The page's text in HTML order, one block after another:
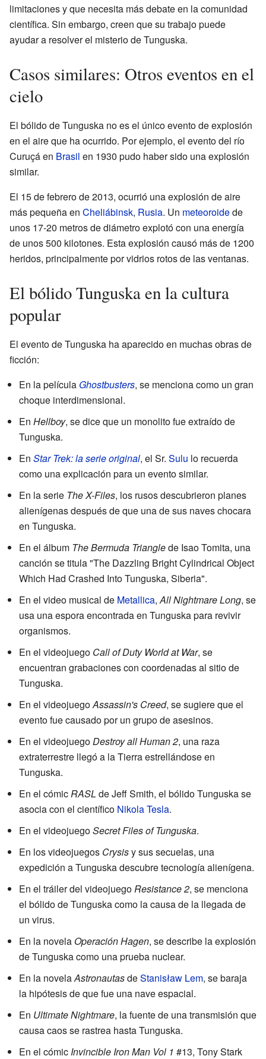
limitaciones y que necesita más debate en la comunidad
científica. Sin embargo, creen que su trabajo puede
ayudar a resolver el misterio de Tunguska.
Casos similares: Otros eventos en el
cielo
El bólido de Tunguska no es el único evento de explosión
en el aire que ha ocurrido. Por ejemplo, el evento del río
Curuçá en Brasil en 1930 pudo haber sido una explosión
similar.
El 15 de febrero de 2013, ocurrió una explosión de aire
más pequeña en Cheliábinsk, Rusia. Un meteoroidede
unos 17-20 metros de diámetro explotó con una energía
de unos 500 kilotones. Esta explosión causó más de 1200
heridos, principalmente por vidrios rotos de las ventanas.
El bólido Tunguska en la cultura
popular
El evento de Tunguska ha aparecido en muchas obras de
ficción:
En la película Ghostbusters, se menciona como un gran
choque interdimensional.
En Hellboy, se dice que un monolito fue extraído de
Tunguska.
En Star Trek: la serie original, el Sr. Sulu lo recuerda
como una explicación para un evento similar.
En la serie The X-Files, los rusos descubrieron planes
alienígenas después de que una de sus naves chocara
en Tunguska.
En el álbum The Bermuda Trianglede Isao Tomita, una
canción se titula "The Dazzling Bright Cylindrical Object
Which Had Crashed Into Tunguska, Siberia".
En el video musical de Metallica,All Nightmare Long, se
usa una espora encontrada en Tunguska para revivir
organismos.
En el videojuego Call of Duty World at War, se
encuentran grabaciones con coordenadas al sitio de
Tunguska.
En el videojuegoAssassin's Creed, se sugiere que el
evento fue causado por un grupo de asesinos.
En el videojuegoDestroy all Human 2, una raza
extraterrestre llegó a la Tierra estrellándose en
Tunguska.
En el cómicRASL de Jeff Smith, el bólido Tunguska se
asocia con el científico Nikola Tesla.
En el videojuegoSecret Files of Tunguska.
En los videojuegos Crysisy sus secuelas, una
expedición a Tunguska descubre tecnología alienígena.
En el tráiler del videojuegoResistance 2, se menciona
el bólido de Tunguska como la causa de la llegada de
un virus.
En la novela Operación Hagen, se describe la explosión
de Tunguska como una prueba nuclear.
En la novelaAstronautasdeStanisław Lem, se baraja
la hipótesis de que fue una nave espacial.
En Ultimate Nightmare, la fuente de una transmisión que
causa caos se rastrea hasta Tunguska.
En el cómic Invincible Iron Man Vol 1 #13, Tony Stark